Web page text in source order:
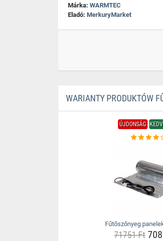
Márka: WARMTEC
Eladó: MerkuryMarket
WARIANTY PRODUKTÓW
ÚJDONSÁG
Fűtőszőnyeg
71751 Ft